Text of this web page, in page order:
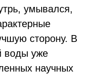
умывался,
сторону. В
воды уже
научных